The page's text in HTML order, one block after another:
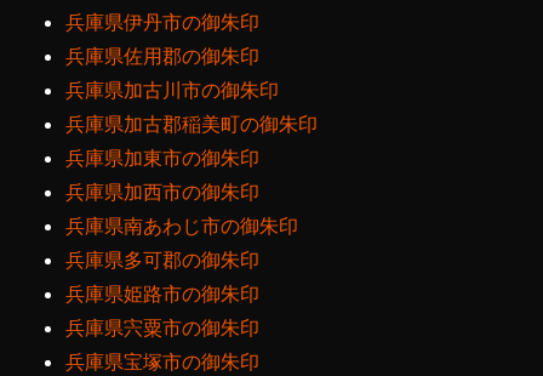
兵庫県伊丹市の御朱印
兵庫県佐用郡の御朱印
兵庫県加古川市の御朱印
兵庫県加古郡稲美町の御朱印
兵庫県加東市の御朱印
兵庫県加西市の御朱印
兵庫県南あわじ市の御朱印
兵庫県多可郡の御朱印
兵庫県姫路市の御朱印
兵庫県宍粟市の御朱印
兵庫県宝塚市の御朱印